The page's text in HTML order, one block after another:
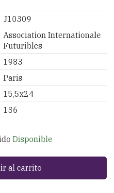
J10309
Association Internationale
Futuribles
1983
Paris
15,5x24
136
Disponible
al carrito